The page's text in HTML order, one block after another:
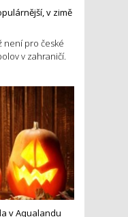
v zimě
není pro české
v zahraničí.
v Aqualandu